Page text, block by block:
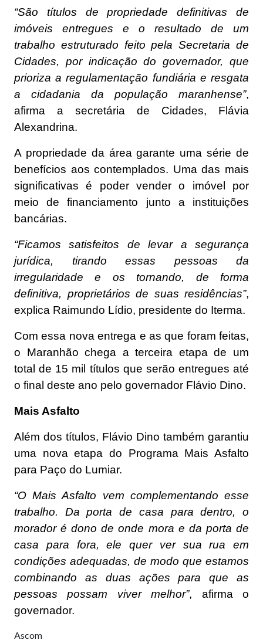
“São títulos de propriedade definitivas de
imóveis entregues e o resultado de um
trabalho estruturado feito pela Secretaria de
Cidades, por indicação do governador, que
prioriza a regulamentação fundiária e resgata
a cidadania da população maranhense”,
afirma a secretária de Cidades, Flávia
Alexandrina.
A propriedade da área garante uma série de
benefícios aos contemplados. Uma das mais
significativas é poder vender o imóvel por
meio de financiamento junto a instituições
bancárias.
“Ficamos satisfeitos de levar a segurança
jurídica, tirando essas pessoas da
irregularidade e os tornando, de forma
definitiva, proprietários de suas residências”,
explica Raimundo Lídio, presidente do Iterma.
Com essa nova entrega e as que foram feitas,
o Maranhão chega a terceira etapa de um
total de 15 mil títulos que serão entregues até
o final deste ano pelo governador Flávio Dino.
Mais Asfalto
Além dos títulos, Flávio Dino também garantiu
uma nova etapa do Programa Mais Asfalto
para Paço do Lumiar.
“O Mais Asfalto vem complementando esse
trabalho. Da porta de casa para dentro, o
morador é dono de onde mora e da porta de
casa para fora, ele quer ver sua rua em
condições adequadas, de modo que estamos
combinando as duas ações para que as
pessoas possam viver melhor”, afirma o
governador.
Ascom